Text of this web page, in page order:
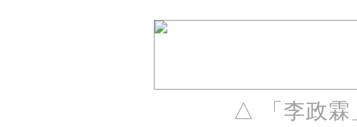
△ 「李政霖